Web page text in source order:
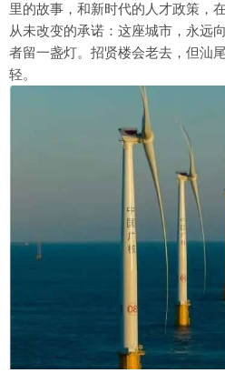
里的故事，和新时代的人才政策，
从未改变的承诺：这座城市，永远
者留一盏灯。招贤楼会老去，但汕
轻。